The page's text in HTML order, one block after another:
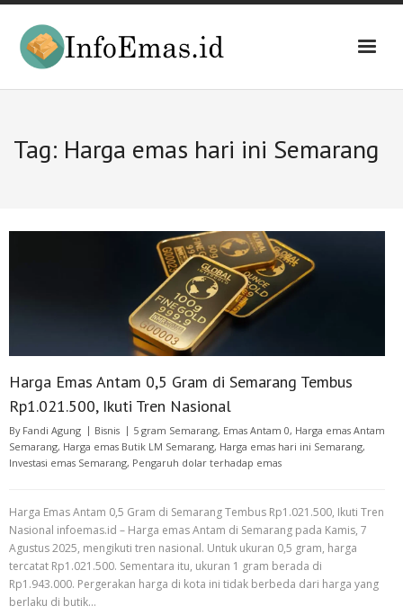
Skip
content
Tag: Harga emas hari ini Semarang
Harga Emas Antam 0,5 Gram di Semarang Tembus
Rp1.021.500, Ikuti Tren Nasional
By Fandi Agung Bisnis 5 gram Semarang, Emas Antam 0, Harga emas Antam
Semarang, Harga emas Butik LM Semarang, Harga emas hari ini Semarang,
Investasi emas Semarang, Pengaruh dolar terhadap emas
Harga Emas Antam 0,5 Gram di Semarang Tembus Rp1.021.500, Ikuti Tren
Nasional infoemas.id – Harga emas Antam di Semarang pada Kamis, 7
Agustus 2025, mengikuti tren nasional. Untuk ukuran 0,5 gram, harga
tercatat Rp1.021.500. Sementara itu, ukuran 1 gram berada di
Rp1.943.000. Pergerakan harga di kota ini tidak berbeda dari harga yang
berlaku di butik…